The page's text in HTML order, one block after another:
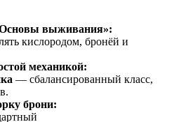
выживания»:
кислородом, бронёй и
механикой:
— сбалансированный класс,
брони: